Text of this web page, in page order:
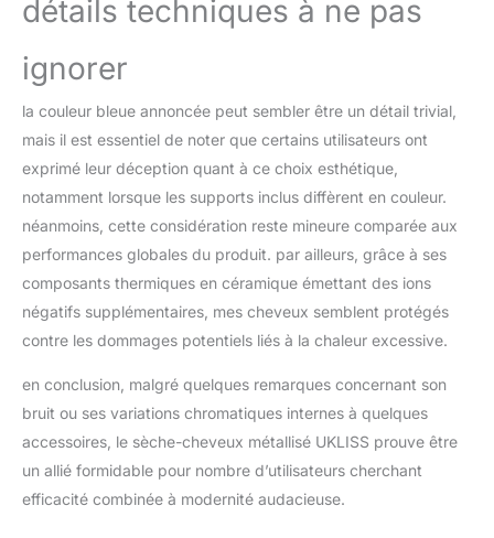
pour enlever facilement
la poussière, maintenir la
prolonger la durée de vie
maintenance. La rotation
simultanée du cordon
d'alimentation peut
réduire l'enroulement et
faciliter le rangement.
détails techniques à ne pas
ignorer
la couleur bleue annoncée peut sembler être un détail trivial,
mais il est essentiel de noter que certains utilisateurs ont
exprimé leur déception quant à ce choix esthétique,
notamment lorsque les supports inclus diffèrent en couleur.
néanmoins, cette considération reste mineure comparée aux
performances globales du produit. par ailleurs, grâce à ses
composants thermiques en céramique émettant des ions
négatifs supplémentaires, mes cheveux semblent protégés
contre les dommages potentiels liés à la chaleur excessive.
en conclusion, malgré quelques remarques concernant son
bruit ou ses variations chromatiques internes à quelques
accessoires, le sèche-cheveux métallisé UKLISS prouve être
un allié formidable pour nombre d’utilisateurs cherchant
efficacité combinée à modernité audacieuse.